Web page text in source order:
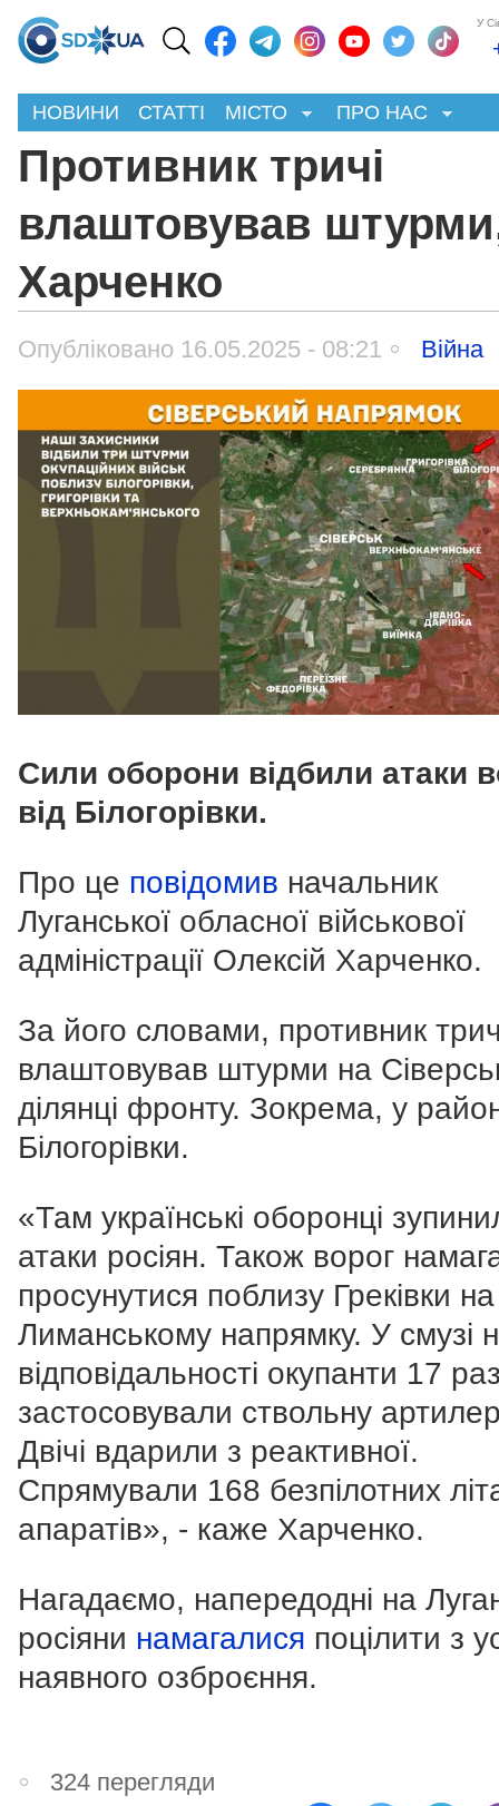
У
НОВИНИ СТАТТІ МІСТО ПРО НАС
Противник тричі
влаштовував
Харченко
Опубліковано 16.05.2025 - 08:21 Війна
Сили оборони відбили атаки
від Білогорівки.
Про це повідомив начальник
Луганської обласної військової
адміністрації Олексій Харченко.
За його словами, противник
влаштовував штурми на
ділянці фронту. Зокрема, у
Білогорівки.
«Там українські оборонці
атаки росіян. Також ворог
просунутися поблизу Греківки на
Лиманському напрямку. У смузі
відповідальності окупанти 17
застосовували ствольну
Двічі вдарили з реактивної.
Спрямували 168 безпілотних
апаратів», - каже Харченко.
Нагадаємо, напередодні на
росіяни намагалися поцілити з
наявного озброєння.
324 перегляди